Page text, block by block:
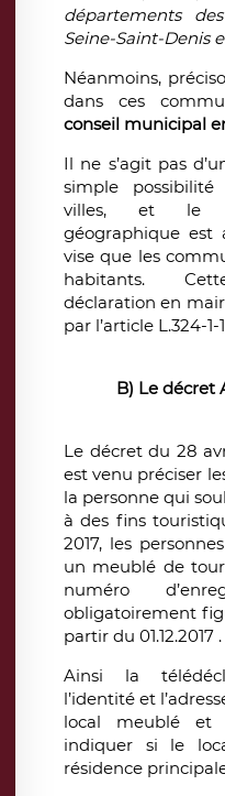
départements
Seine-Saint-Denis
Néanmoins,
dans ces
conseil municipal
Il ne s’agit pas
simple
villes, et le
géographique est
vise que les
habitants.
déclaration en
par l’article L.324-
B) Le décret
Le décret du 28
est venu préciser
la personne qui
à des fins
2017, les
un meublé de
numéro
obligatoirement
partir du 01.12.2017 .
Ainsi la
l’identité et
local meublé et
indiquer si le
résidence